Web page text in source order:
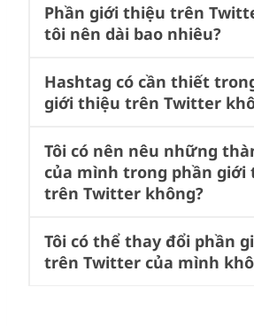
Phần giới thiệu trên
tôi nên dài bao nhiêu?
Hashtag có cần thiết
giới thiệu trên Twitter
Tôi có nên nêu những
của mình trong phần giới
trên Twitter không?
Tôi có thể thay đổi phần
trên Twitter của mình